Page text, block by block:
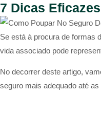
7 Dicas
Se está à procura de formas
vida associado pode
No decorrer deste artigo,
seguro mais adequado até